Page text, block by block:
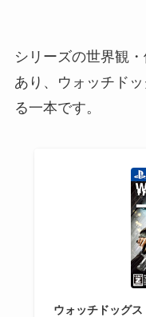
シリーズの世界観
あり、ウォッチド
る一本です。
ウォッチドッグ